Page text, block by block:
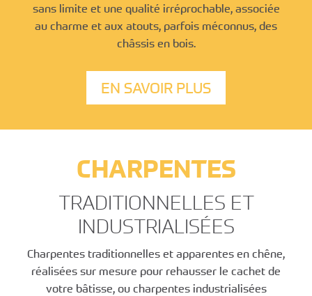
sans limite et une qualité irréprochable, associée
au charme et aux atouts, parfois méconnus, des
châssis en bois.
EN SAVOIR PLUS
CHARPENTES
TRADITIONNELLES ET
INDUSTRIALISÉES
Charpentes traditionnelles et apparentes en chêne,
réalisées sur mesure pour rehausser le cachet de
votre bâtisse, ou charpentes industrialisées